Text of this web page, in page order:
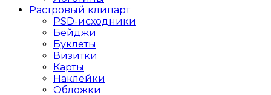
Растровый клипарт
PSD-исходники
Бейджи
Буклеты
Визитки
Карты
Наклейки
Обложки